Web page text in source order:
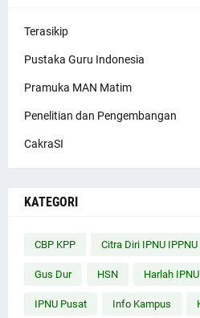
Terasikip
Pustaka Guru Indonesia
Pramuka MAN Matim
Penelitian dan Pengembangan
CakraSI
KATEGORI
CBP KPP Citra Diri IPNU IPPNU
Gus Dur HSN Harlah
IPNU Pusat Info Kampus